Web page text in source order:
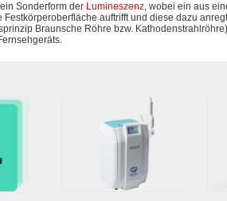
Sonderform der Lumineszenz, wobei ein aus
Festkörperoberfläche auftrifft und diese dazu
Braunsche Röhre bzw.